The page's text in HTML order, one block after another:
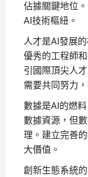
佔據關鍵地位
AI技術樞紐。
人才是AI發展
優秀的工程師
引國際頂尖人
需要共同努力
數據是AI的燃
數據資源，但
理。建立完善
大價值。
創新生態系統